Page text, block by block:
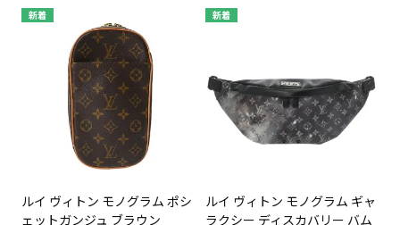
新着
ルイ ヴィトン モノグラム ポシ
ェットガンジュ ブラウン
新着
ルイ ヴィトン モノグラム ギャ
ラクシー ディスカバリー バム